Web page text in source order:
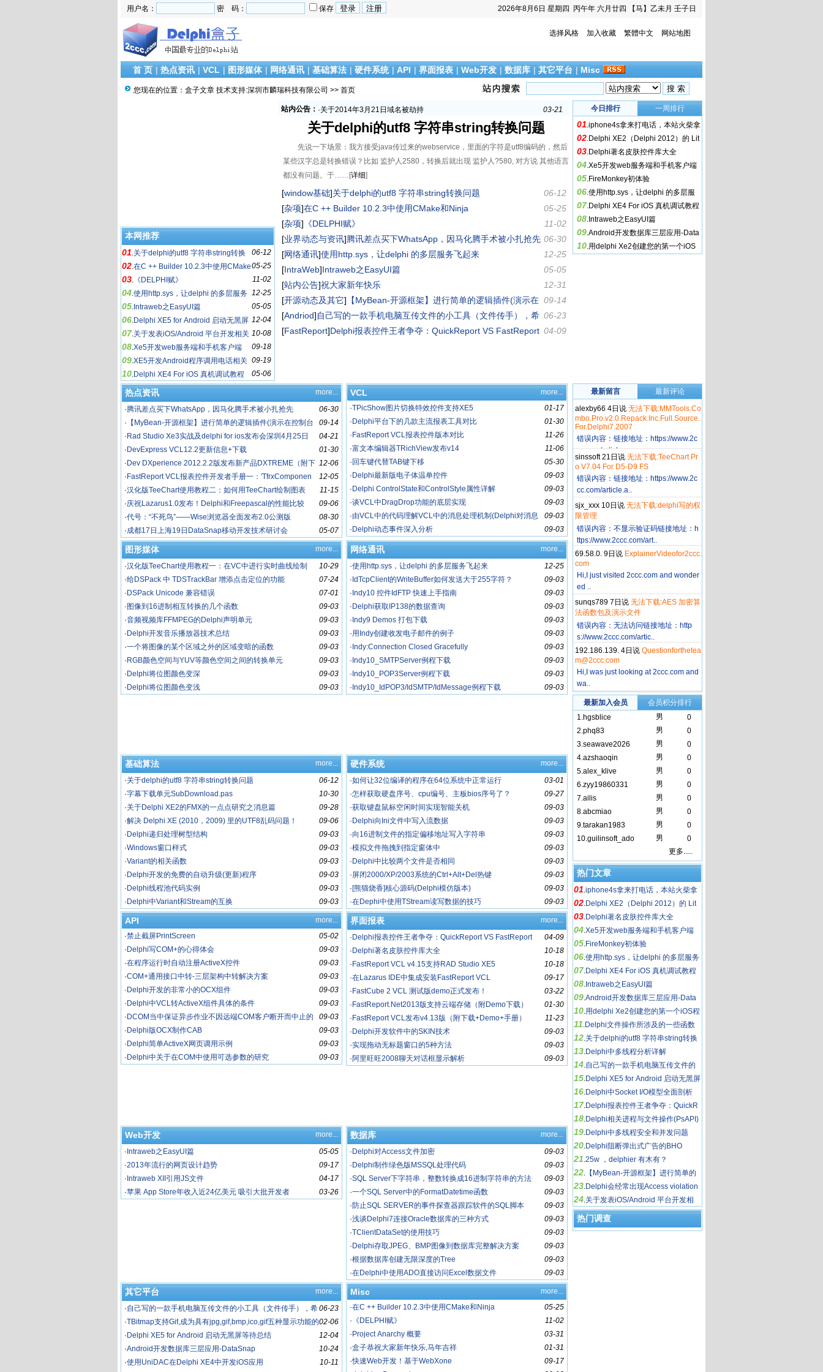
2026年8月6日 星期四 丙午年 六月廿四 【马】乙未月 壬子日
用户名： 密 码： 保存
选择风格 加入收藏 繁體中文 网站地图
首 页 | 热点资讯 | VCL | 图形媒体 | 网络通讯 | 基础算法 | 硬件系统 | API | 界面报表 | Web开发 | 数据库 | 其它平台 | Misc
您现在的位置： 盒子文章 技术支持:深圳市麟瑞科技有限公司 >> 首页
本网推荐
06-12
01.关于delphi的utf8 字符串string转换
问题
05-25
02.在C ++ Builder 10.2.3中使用CMake
和Ninja
11-02
03. 《DELPHI赋》
12-25
04.使用http.sys，让delphi 的多层服务
飞起来
05-05
05. Intraweb之EasyUI篇
12-04
06.Delphi XE5 for Android 启动无黑屏
等待总结
10-08
07.关于发表iOS/Android 平台开发相关
心得文章的奖励政策
09-18
08.Xe5开发web服务端和手机客户端
09-19
09.XE5开发Android程序调用电话相关
功能(短信息和电话)
05-06
10.Delphi XE4 For iOS 真机调试教程
站内公告：
12-31
03-21
·关于2014年3月21日域名被劫持
12-16
· 关于12月16日网站发生故障的说明
10-08
·关于发表iOS/Android 平台开发相关心得文章的奖励政策
12-12
·网站和ftp服务器更换
12-31
· 祝大家新年快乐
·
关于2014年3月21日域名被劫持
10-08
·关于发表iOS/Android 平台开发相关心得文章的奖励政策
12-12
· 网站和ftp服务器更换
关于delphi的utf8 字符串string转换问题
先说一下场景：我方接受java传过来的webservice，里面的字符是utf8编码的，然后
某些汉字总是转换错误？比如 监护人2580，转换后就出现 监护人?580, 对方说 其他语言
都没有问题。于……[详细]
06-12
[window基础]关于delphi的utf8 字符串string转换问题
05-25
[杂项]在C ++ Builder 10.2.3中使用CMake和Ninja
11-02
[杂项] 《DELPHI赋》
06-30
[业界动态与资讯]腾讯差点买下WhatsApp，因马化腾手术被小扎抢先
12-25
[网络通讯]使用http.sys，让delphi 的多层服务飞起来
05-05
[IntraWeb]Intraweb之EasyUI篇
12-31
[站内公告]祝大家新年快乐
09-14
[开源动态及其它] 【MyBean-开源框架】进行简单的逻辑插件(演示在
控制台中应用)
06-23
[Andriod]自己写的一款手机电脑互传文件的小工具（文件传手），希
望得到大家认可和指点
04-09
[FastReport]Delphi报表控件王者争夺：QuickReport VS FastReport
今日排行 一周排行
01.iphone4s拿来打电话，本站火柴拿
来干嘛用？
02.Delphi XE2（Delphi 2012）的 Lit
e 系列
03.Delphi著名皮肤控件库大全
04.Xe5开发web服务端和手机客户端
05.FireMonkey初体验
06.使用http.sys，让delphi 的多层服
务飞起来
07.Delphi XE4 For iOS 真机调试教程
08. Intraweb之EasyUI篇
09.Android开发数据库三层应用-Data
Snap
10.用delphi Xe2创建您的第一个iOS
more...
热点资讯
06-30
·腾讯差点买下WhatsApp，因马化腾手术被小扎抢先
09-14
· 【MyBean-开源框架】进行简单的逻辑插件(演示在控制台
中应用)
04-21
· Rad Studio Xe3实战及delphi for ios发布会深圳4月25日
01-30
· DevExpress VCL12.2更新信息+下载
12-06
· Dev DXperience 2012.2.2版发布新产品DXTREME（附下
载+Demo）
12-05
· FastReport VCL报表控件开发者手册一：'TfrxComponen
t'基类
11-15
·汉化版TeeChart使用教程二：如何用TeeChart绘制图表
09-06
·庆祝Lazarus1.0发布！Delphi和Freepascal的性能比较
08-30
·代号：“不死鸟”——Wise浏览器全面发布2.0公测版
05-07
·成都17日上海19日DataSnap移动开发技术研讨会
more...
VCL
01-17
·TPicShow图片切换特效控件支持XE5
01-30
· Delphi平台下的几款主流报表工具对比
11-26
· FastReport VCL报表控件版本对比
11-06
·富文本编辑器TRichView发布v14
05-30
· 回车键代替TAB键下移
09-03
· Delphi最新版电子体温单控件
09-03
· Delphi ControlState和ControlStyle属性详解
09-03
·谈VCL中DragDrop功能的底层实现
09-03
·由VCL中的代码理解VCL中的消息处理机制(Delphi对消息
机的封装)
09-03
· Delphi动态事件深入分析
more...
图形媒体
10-29
·汉化版TeeChart使用教程一：在VC中进行实时曲线绘制
07-24
·给DSPack 中 TDSTrackBar 增添点击定位的功能
07-01
· DSPack Unicode 兼容错误
09-03
· 图像到16进制相互转换的几个函数
09-03
·音频视频库FFMPEG的Delphi声明单元
09-03
· Delphi开发音乐播放器技术总结
09-03
·一个将图像的某个区域之外的区域变暗的函数
09-03
· RGB颜色空间与YUV等颜色空间之间的转换单元
09-03
· Delphi将位图颜色变深
09-03
· Delphi将位图颜色变浅
more...
网络通讯
12-25
·使用http.sys，让delphi 的多层服务飞起来
09-03
· IdTcpClient的WriteBuffer如何发送大于255字符？
09-03
· Indy10 控件IdFTP 快速上手指南
09-03
· Delphi获取IP138的数据查询
09-03
· Indy9 Demos 打包下载
09-03
·用Indy创建收发电子邮件的例子
09-03
· Indy:Connection Closed Gracefully
09-03
· Indy10_SMTPServer例程下载
09-03
· Indy10_POP3Server例程下载
09-03
· Indy10_IdPOP3/IdSMTP/IdMessage例程下载
more...
基础算法
06-12
·关于delphi的utf8 字符串string转换问题
10-30
·字幕下载单元SubDownload.pas
09-28
·关于Delphi XE2的FMX的一点点研究之消息篇
09-06
·解决 Delphi XE (2010，2009) 里的UTF8乱码问题！
09-03
· Delphi递归处理树型结构
09-03
·Windows窗口样式
09-03
·Variant的相关函数
09-03
· Delphi开发的免费的自动升级(更新)程序
09-03
· Delphi线程池代码实例
09-03
· Delphi中Variant和Stream的互换
more...
硬件系统
03-01
·如何让32位编译的程序在64位系统中正常运行
09-27
·怎样获取硬盘序号、cpu编号、主板bios序号了？
09-03
·获取键盘鼠标空闲时间实现智能关机
09-03
· Delphi向Ini文件中写入流数据
09-03
·向16进制文件的指定偏移地址写入字符串
09-03
·模拟文件拖拽到指定窗体中
09-03
· Delphi中比较两个文件是否相同
09-03
·屏闭2000/XP/2003系统的Ctrl+Alt+Del热键
09-03
· [熊猫烧香]核心源码(Delphi模仿版本)
09-03
·在Dephi中使用TStream读写数据的技巧
more...
API
05-02
·禁止截屏PrintScreen
09-03
· Delphi写COM+的心得体会
09-03
·在程序运行时自动注册ActiveX控件
09-03
·COM+通用接口中转-三层架构中转解决方案
09-03
· Delphi开发的非常小的OCX组件
09-03
· Delphi中VCL转ActiveX组件具体的条件
09-03
· DCOM当中保证异步作业不因远端COM客户断开而中止的
解决方案(Delphi)
09-03
· Delphi版OCX制作CAB
09-03
· Delphi简单ActiveX网页调用示例
09-03
· Delphi中关于在COM中使用可选参数的研究
more...
界面报表
04-09
· Delphi报表控件王者争夺：QuickReport VS FastReport
10-18
· Delphi著名皮肤控件库大全
10-18
· FastReport VCL v4.15支持RAD Studio XE5
09-17
·在Lazarus IDE中集成安装FastReport VCL
03-22
· FastCube 2 VCL 测试版demo正式发布！
01-30
· FastReport.Net2013版支持云端存储（附Demo下载）
11-23
· FastReport VCL发布v4.13版（附下载+Demo+手册）
09-03
· Delphi开发软件中的SKIN技术
09-03
·实现拖动无标题窗口的5种方法
09-03
·阿里旺旺2008聊天对话框显示解析
more...
Web开发
05-05
· Intraweb之EasyUI篇
09-17
·2013年流行的网页设计趋势
04-17
· Intraweb XII引用JS文件
03-26
·苹果 App Store年收入近24亿美元 吸引大批开发者
more...
数据库
09-03
· Delphi对Access文件加密
09-03
· Delphi制作绿色版MSSQL处理代码
09-03
·SQL Server下字符串，整数转换成16进制字符串的方法
09-03
·一个SQL Server中的FormatDatetime函数
09-03
·防止SQL SERVER的事件探查器跟踪软件的SQL脚本
09-03
·浅谈Delphi7连接Oracle数据库的三种方式
09-03
·TClientDataSet的使用技巧
09-03
· Delphi存取JPEG、BMP图像到数据库完整解决方案
09-03
·根据数据库创建无限深度的Tree
09-03
·在Delphi中使用ADO直接访问Excel数据文件
more...
其它平台
06-23
·自己写的一款手机电脑互传文件的小工具（文件传手），希
望得到大家认可和指点
02-06
·TBitmap支持Gif,成为具有jpg,gif,bmp,ico,gif五种显示功能的
图片控件
12-04
· Delphi XE5 for Android 启动无黑屏等待总结
10-24
·Android开发数据库三层应用-DataSnap
10-11
·使用UniDAC在Delphi XE4中开发iOS应用
more...
Misc
05-25
·在C ++ Builder 10.2.3中使用CMake和Ninja
11-02
· 《DELPHI赋》
03-31
· Project Anarchy 概要
01-31
·盒子恭祝大家新年快乐,马年吉祥
09-17
·快速Web开发！基于WebXone
最新留言
最新评论
alexby66 4日说 无法下载:MMTools.Co
mbo.Pro.v2.0.Repack.Inc.Full.Source.
For.Delphi7.2007
错误内容：链接地址：https://www.2c
cc.com/article.a..
sinssoft 21日说 无法下载:TeeChart Pr
o V7.04 For D5-D9 FS
错误内容：链接地址：https://www.2c
cc.com/article.a..
sjx_xxx 10日说 无法下载:delphi写的权
限管理
错误内容：不显示验证码链接地址：h
ttps://www.2ccc.com/art..
69.58.0. 9日说 ExplainerVideofor2ccc.
com
Hi,I just visited 2ccc.com and wonder
ed ..
sunqs789 7日说 无法下载:AES 加密算
法函数包及演示文件
错误内容：无法访问链接地址：http
s://www.2ccc.com/artic..
192.186.139. 4日说 Questionforthetea
m@2ccc.com
Hi,I was just looking at 2ccc.com and
wa..
最新加入会员
会员积分排行
1.hgsblice 男
0
2.phq83 男
0
3.seawave2026 男
0
4.azshaoqin 男
0
5.alex_klive 男
0
6.zyy19860331 男
0
7.ailis 男
0
8.abcmiao 男
0
9.tarakan1983 男
0
10.guilinsoft_ado 男
0
更多.....
热门文章
01.iphone4s拿来打电话，本站火柴拿
来干嘛用？
02.Delphi XE2（Delphi 2012）的 Lit
e 系列
03.Delphi著名皮肤控件库大全
04.Xe5开发web服务端和手机客户端
05.FireMonkey初体验
06.使用http.sys，让delphi 的多层服务
飞起来
07.Delphi XE4 For iOS 真机调试教程
08. Intraweb之EasyUI篇
09.Android开发数据库三层应用-Data
Snap
10.用delphi Xe2创建您的第一个iOS程
式
11.Delphi文件操作所涉及的一些函数
12.关于delphi的utf8 字符串string转换
问题
13.Delphi中多线程分析详解
14.自己写的一款手机电脑互传文件的
小工具（文件传手），希望得到大家认
可和指点
15.Delphi XE5 for Android 启动无黑屏
等待总结
16.Delphi中Socket I/O模型全面剖析
17.Delphi报表控件王者争夺：QuickR
eport VS FastReport
18.Delphi相关进程与文件操作(PsAPI)
19.Delphi中多线程安全和并发问题
20.Delphi阻断弹出式广告的BHO
21.25w ，delphier 有木有？
22. 【MyBean-开源框架】进行简单的
逻辑插件(演示在控制台中应用)
23.Delphi会经常出现Access violation
s这样的内存访问错误
24.关于发表iOS/Android 平台开发相
关心得文章的奖励政策
热门调查